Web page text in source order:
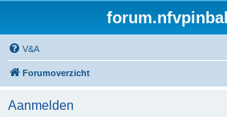
V&A
Forumoverzicht
Aanmelden